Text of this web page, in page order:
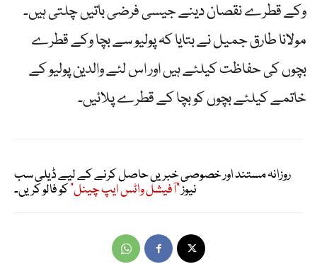
وکے قطرے نقصان دینے جیسی فرضی باتیں چلتی ہیں۔
مولانا طارق جمیل نے بتایا کہ پولیو سے بچا وکے قطرے
بچوں کی حفاظت کیلئے ہیں اور اس لئے والدین پولیو کے
خاتمے کیلئے بچوں کو بچا کے قطرے پلائیں۔
روزانہ مستند اور خصوصی خبریں حاصل کرنے کے لیے ڈیلی سب
نیوز"آفیشل واٹس ایپ چینل"کو فالو کریں۔